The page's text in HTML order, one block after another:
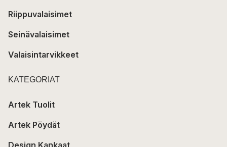
Riippuvalaisimet
Seinävalaisimet
Valaisintarvikkeet
KATEGORIAT
Artek Tuolit
Artek Pöydät